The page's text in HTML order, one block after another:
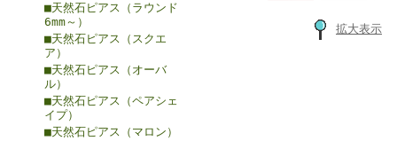
■天然石ピアス（ラウンド
6mm～）
■天然石ピアス（スクエ
ア）
■天然石ピアス（オーバ
ル）
■天然石ピアス（ペアシェ
イプ）
■天然石ピアス（マロン）
拡大表示